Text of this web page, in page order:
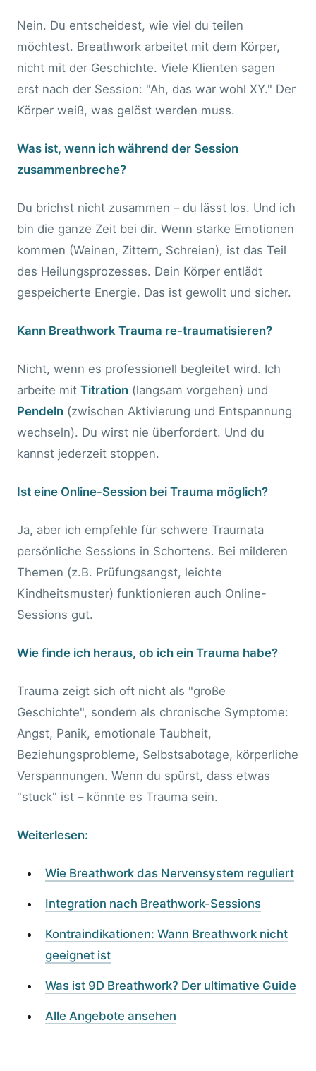
Nein. Du entscheidest, wie viel du teilen
möchtest. Breathwork arbeitet mit dem Körper,
nicht mit der Geschichte. Viele Klienten sagen
erst nach der Session: "Ah, das war wohl XY." Der
Körper weiß, was gelöst werden muss.
Was ist, wenn ich während der Session
zusammenbreche?
Du brichst nicht zusammen – du lässt los. Und ich
bin die ganze Zeit bei dir. Wenn starke Emotionen
kommen (Weinen, Zittern, Schreien), ist das Teil
des Heilungsprozesses. Dein Körper entlädt
gespeicherte Energie. Das ist gewollt und sicher.
Kann Breathwork Trauma re-traumatisieren?
Nicht, wenn es professionell begleitet wird. Ich
arbeite mit Titration (langsam vorgehen) und
Pendeln (zwischen Aktivierung und Entspannung
wechseln). Du wirst nie überfordert. Und du
kannst jederzeit stoppen.
Ist eine Online-Session bei Trauma möglich?
Ja, aber ich empfehle für schwere Traumata
persönliche Sessions in Schortens. Bei milderen
Themen (z.B. Prüfungsangst, leichte
Kindheitsmuster) funktionieren auch Online-
Sessions gut.
Wie finde ich heraus, ob ich ein Trauma habe?
Trauma zeigt sich oft nicht als "große
Geschichte", sondern als chronische Symptome:
Angst, Panik, emotionale Taubheit,
Beziehungsprobleme, Selbstsabotage, körperliche
Verspannungen. Wenn du spürst, dass etwas
"stuck" ist – könnte es Trauma sein.
Weiterlesen:
Wie Breathwork das Nervensystem reguliert
Integration nach Breathwork-Sessions
Kontraindikationen: Wann Breathwork nicht
geeignet ist
Was ist 9D Breathwork? Der ultimative Guide
Alle Angebote ansehen